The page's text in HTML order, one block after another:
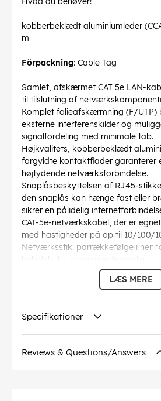
kobberbeklædt aluminiumleder
m
Förpackning: Cable Tag
Samlet, afskærmet CAT 5e LAN-
til tilslutning af
Komplet folieafskærmning (F/UTP)
eksterne interferenskilder og
signalfordeling med minimale tab.
Højkvalitets, kobberbeklædt
forgyldte kontaktflader garanterer
højtydende netværksforbindelse.
Snaplåsbeskyttelsen af RJ45-
den snaplås kan hænge fast eller
sikrer en pålidelig
CAT-5e-netværkskabel, der er
med hastigheder på op til 10/100/
Netværksstik: parrækkefølge i
kabelstruktur: parsnoede kabler
Længden af Ethernetkablet er
overstøbte, slanke
lige stik.
Bøjningsradius >
: 46.4 mm
Specifikation: CAT 5e
Afskærmning klasse: F/UTP
LÆS MERE
Specifikationer
Reviews & Questions/Answers